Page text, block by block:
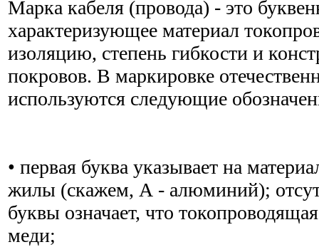
Марка кабеля (провода) - это
характеризующее материал
изоляцию, степень гибкости и
покровов. В маркировке
используются следующие
• первая буква указывает на
жилы (скажем, А - алюминий);
буквы означает, что
меди;